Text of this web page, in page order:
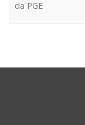
da PGE